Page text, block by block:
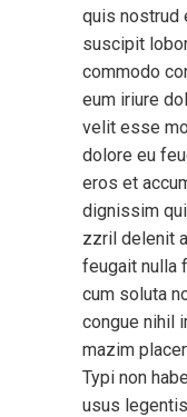
quis nostrud
suscipit
commodo
eum iriure
velit esse
dolore eu
eros et
dignissim
zzril delenit
feugait nulla
cum soluta
congue nihil
mazim
Typi non
usus